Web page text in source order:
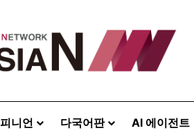
니언 다국어판 AI 에이전트